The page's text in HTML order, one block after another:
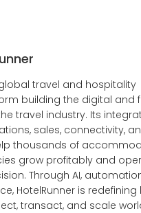
travel and hospitality
building the digital and
travel industry. Its
sales, connectivity,
thousands of
grow profitably and
Through AI,
HotelRunner is redefining
transact, and scale